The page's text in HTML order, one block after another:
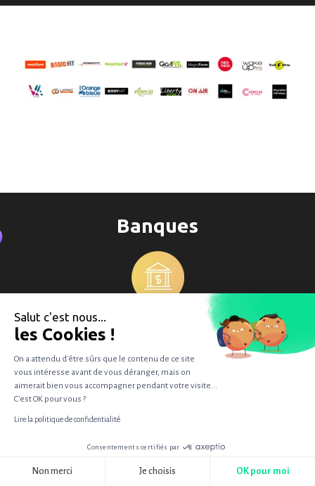
Banques
Salut c'est nous...
les Cookies !
On a attendu d'être sûrs que le contenu de ce site
vous intéresse avant de vous déranger, mais on
aimerait bien vous accompagner pendant votre visite...
C'est OK pour vous ?
Lire la politique de confidentialité
Consentements certifiés par
Non merci Je choisis OK pour moi